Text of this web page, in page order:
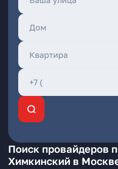
Поиск провайдеров
Химкинский в